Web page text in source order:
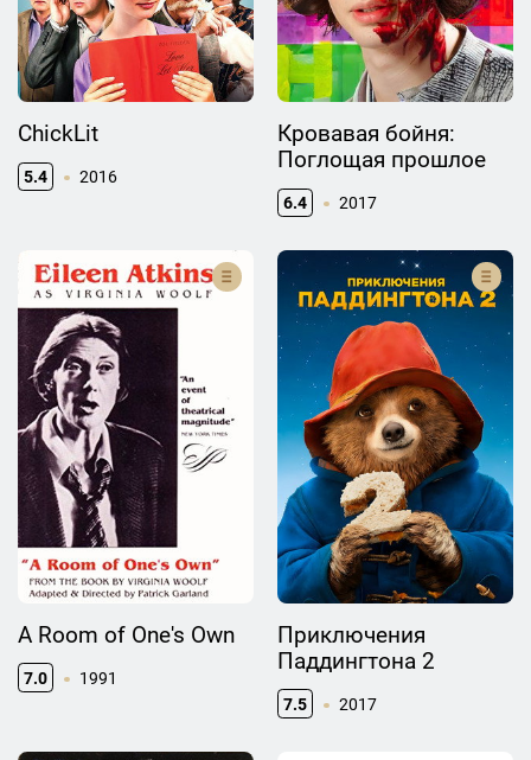
ChickLit
5.4 2016
Кровавая бойня:
Поглощая прошлое
6.4 2017
A Room of One's Own
7.0 1991
Приключения
Паддингтона 2
7.5 2017